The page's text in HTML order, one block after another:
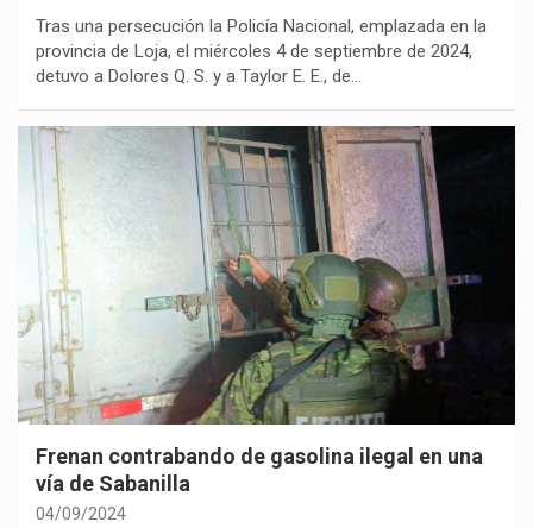
Tras una persecución la Policía Nacional, emplazada en la
provincia de Loja, el miércoles 4 de septiembre de 2024,
detuvo a Dolores Q. S. y a Taylor E. E., de…
Frenan contrabando de gasolina ilegal en una
vía de Sabanilla
04/09/2024